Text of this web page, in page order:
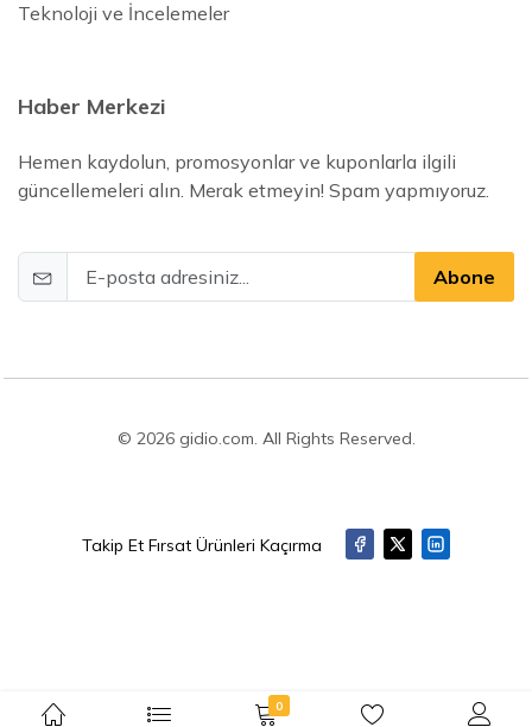
Teknoloji ve İncelemeler
Haber Merkezi
Hemen kaydolun, promosyonlar ve kuponlarla ilgili
güncellemeleri alın. Merak etmeyin! Spam yapmıyoruz.
Abone
© 2026 gidio.com. All Rights Reserved.
Takip Et Fırsat Ürünleri Kaçırma
0